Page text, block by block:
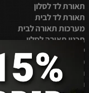
תאורת לד לסלון
תאורת לד לבית
מערכות תאורה לבית
תכנון תאורה לסלון
ייצור מנורות לד
מערכות תאורה
תאורה לסלון בבית
תאורה ביתית